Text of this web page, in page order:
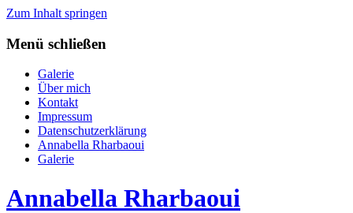
Zum Inhalt springen
Menü schließen
Galerie
Über mich
Kontakt
Impressum
Datenschutzerklärung
Annabella Rharbaoui
Galerie
Annabella Rharbaoui